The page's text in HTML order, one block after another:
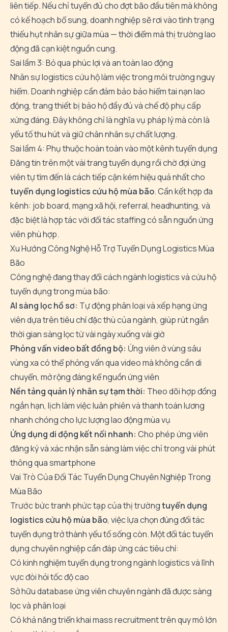
liên tiếp. Nếu chỉ tuyển đủ cho đợt bão đầu tiên mà không
có kế hoạch bổ sung, doanh nghiệp sẽ rơi vào tình trạng
thiếu hụt nhân sự giữa mùa — thời điểm mà thị trường lao
động đã cạn kiệt nguồn cung.
Sai lầm 3: Bỏ qua phúc lợi và an toàn lao động
Nhân sự logistics cứu hộ làm việc trong môi trường nguy
hiểm. Doanh nghiệp cần đảm bảo bảo hiểm tai nạn lao
động, trang thiết bị bảo hộ đầy đủ và chế độ phụ cấp
xứng đáng. Đây không chỉ là nghĩa vụ pháp lý mà còn là
yếu tố thu hút và giữ chân nhân sự chất lượng.
Sai lầm 4: Phụ thuộc hoàn toàn vào một kênh tuyển dụng
Đăng tin trên một vài trang tuyển dụng rồi chờ đợi ứng
viên tự tìm đến là cách tiếp cận kém hiệu quả nhất cho
tuyển dụng logistics cứu hộ mùa bão. Cần kết hợp đa
kênh: job board, mạng xã hội, referral, headhunting, và
đặc biệt là hợp tác với đối tác staffing có sẵn nguồn ứng
viên phù hợp.
Xu Hướng Công Nghệ Hỗ Trợ Tuyển Dụng Logistics Mùa
Bão
Công nghệ đang thay đổi cách ngành logistics và cứu hộ
tuyển dụng trong mùa bão:
AI sàng lọc hồ sơ: Tự động phân loại và xếp hạng ứng
viên dựa trên tiêu chí đặc thù của ngành, giúp rút ngắn
thời gian sàng lọc từ vài ngày xuống vài giờ
Phỏng vấn video bất đồng bộ: Ứng viên ở vùng sâu
vùng xa có thể phỏng vấn qua video mà không cần di
chuyển, mở rộng đáng kể nguồn ứng viên
Nền tảng quản lý nhân sự tạm thời: Theo dõi hợp đồng
ngắn hạn, lịch làm việc luân phiên và thanh toán lương
nhanh chóng cho lực lượng lao động mùa vụ
Ứng dụng di động kết nối nhanh: Cho phép ứng viên
đăng ký và xác nhận sẵn sàng làm việc chỉ trong vài phút
thông qua smartphone
Vai Trò Của Đối Tác Tuyển Dụng Chuyên Nghiệp Trong
Mùa Bão
Trước bức tranh phức tạp của thị trườngtuyển dụng
logistics cứu hộ mùa bão, việc lựa chọn đúng đối tác
tuyển dụng trở thành yếu tố sống còn. Một đối tác tuyển
dụng chuyên nghiệp cần đáp ứng các tiêu chí:
Có kinh nghiệm tuyển dụng trong ngành logistics và lĩnh
vực đòi hỏi tốc độ cao
Sở hữu database ứng viên chuyên ngành đã được sàng
lọc và phân loại
Có khả năng triển khai mass recruitment trên quy mô lớn